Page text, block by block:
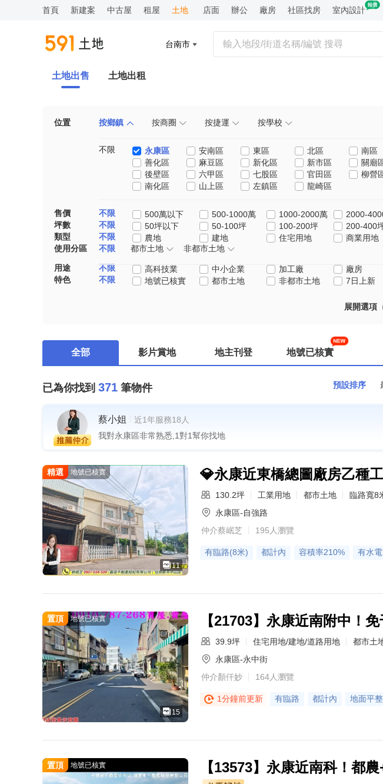
首頁 新建案 中古屋 租屋 土地 店面 辦公 廠房 社區找房 室內設計
台南市
土地出售 土地出租
位置 按鄉鎮 按商圈 按捷運 按學校
不限 永康區 安南區 東區 北區 南區
善化區
麻豆區 新化區 新市區 關廟
後壁區
六甲區 七股區 官田區 柳營
南化區
山上區 左鎮區 龍崎區
售價 不限 500萬以下 500-1000萬 1000-2000萬 2000-
坪數
不限 50坪以下 50-100坪 100-200坪 200-400
類型
不限 農地 建地 住宅用地 商業用地
使用分區
不限 都市土地 非都市土地
用途 不限 高科技業 中小企業 加工廠 廠房
特色
不限 地號已核實 都市土地 非都市土地 7日上新
展開選項
全部 影片賞地 地主刊登 地號已核實
已為你找到 371 筆物件 預設排序
蔡小姐
近1年服務18人
我對永康區非常熟悉,1對1幫你找地
精選 地號已核實
11
💎永康近東橋總圖廠房乙種
130.2坪 工業用地 都市土地
臨路寬8
永康區-自強路
仲介蔡岷芝
195人瀏覽
有臨路(8米) 都計內 容積率210% 有水電
置頂 地號已核實
15
【21703】永康近南附中！
39.9坪 住宅用地/建地/道路用地 都市土
永康區-永中街
仲介顏仟妙
164人瀏覽
1分鐘前更新 有臨路 都計內 地面平整
置頂 地號已核實 【13573】永康近南科！都